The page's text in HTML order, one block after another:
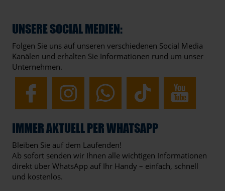
UNSERE SOCIAL MEDIEN:
Folgen Sie uns auf unseren verschiedenen Social Media
Kanälen und erhalten Sie Informationen rund um unser
Unternehmen.
IMMER AKTUELL PER WHATSAPP
Bleiben Sie auf dem Laufenden!
Ab sofort senden wir Ihnen alle wichtigen Informationen
direkt über WhatsApp auf Ihr Handy – einfach, schnell
und kostenlos.